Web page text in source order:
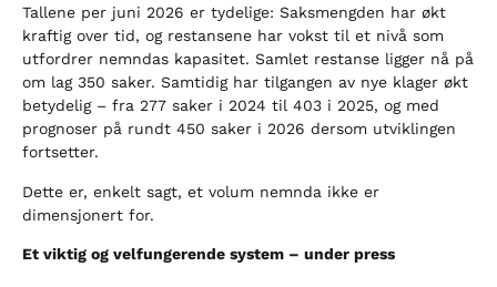
Tallene per juni 2026 er tydelige: Saksmengden har økt
kraftig over tid, og restansene har vokst til et nivå som
utfordrer nemndas kapasitet. Samlet restanse ligger nå på
om lag 350 saker. Samtidig har tilgangen av nye klager økt
betydelig – fra 277 saker i 2024 til 403 i 2025, og med
prognoser på rundt 450 saker i 2026 dersom utviklingen
fortsetter.
Dette er, enkelt sagt, et volum nemnda ikke er
dimensjonert for.
Et viktig og velfungerende system – under press